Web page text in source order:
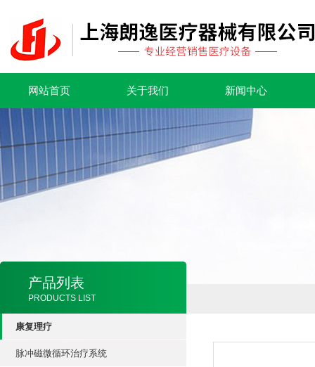
网站首页 关于我们 新闻中心
产品列表
PRODUCTS LIST
康复理疗
脉冲磁微循环治疗系统